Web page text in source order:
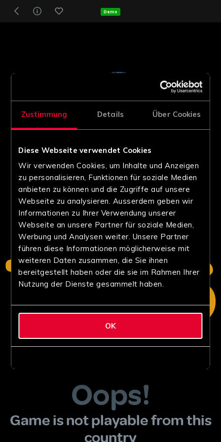
Zustimmung Details Über Cookies
Diese Webseite verwendet Cookies
Wir verwenden Cookies, um Inhalte und Anzeigen
zu personalisieren, Funktionen für soziale Medien
anbieten zu können und die Zugriffe auf unsere
Webseite zu analysieren. Ausserdem geben wir
Informationen zu Ihrer Verwendung unserer
Webseite an unsere Partner für soziale Medien,
Werbung und Analysen weiter. Unsere Partner
führen diese Informationen möglicherweise mit
weiteren Daten zusammen, die Sie ihnen
bereitgestellt haben oder die sie im Rahmen Ihrer
Nutzung der Dienste gesammelt haben.
OK
Demo